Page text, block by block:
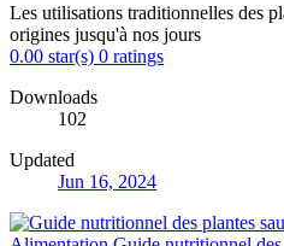
Les utilisations traditionnelles des
origines jusqu'à nos jours
0.00 star(s) 0 ratings
Downloads
102
Updated
Jun 16, 2024